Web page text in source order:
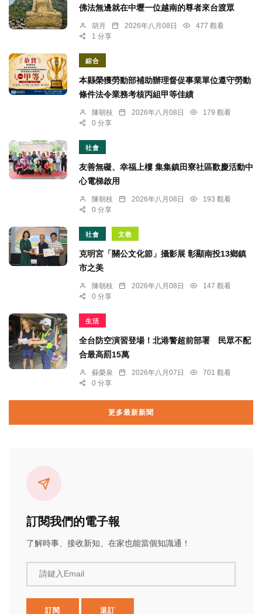
佛法無邊就在中壢一位越南的尊者來台渡眾
胡月 2026年八月08日
477 觀看
1 分享
綜合
本縣榮獲勞動部補助辦理督促事業單位遵守勞動
條件法令業務考核丙組甲等佳績
陳朝枝 2026年八月08日
179 觀看
0 分享
社會
友善無礙、幸福上樓 集集鎮田寮社區歡慶活動中
心電梯啟用
陳朝枝 2026年八月08日
193 觀看
0 分享
社會 文教
克明宮「關公文化節」攝影展 彰顯南投13鄉鎮
市之美
陳朝枝 2026年八月08日
147 觀看
0 分享
生活
全台防空演習登場！北港警超前部署 民眾不配
合最高罰15萬
蘇榮泉 2026年八月07日
701 觀看
0 分享
更多最新新聞
訂閱我們的電子報
了解時事、接收新知、在家也能當個知識通！
請鍵入Email
訂閱 退訂